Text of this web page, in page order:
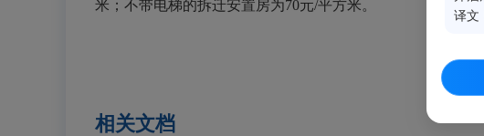
米；不带电梯的拆迁安置房为70元/平方米。
相关文档
译文